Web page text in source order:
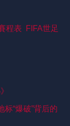
程表
FIFA世足
标“爆破”背后的